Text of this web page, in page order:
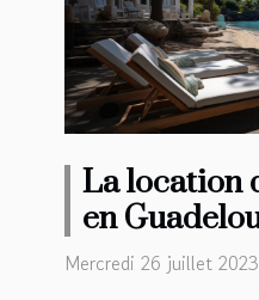
La location
en
passer ses
Mercredi 26 juillet